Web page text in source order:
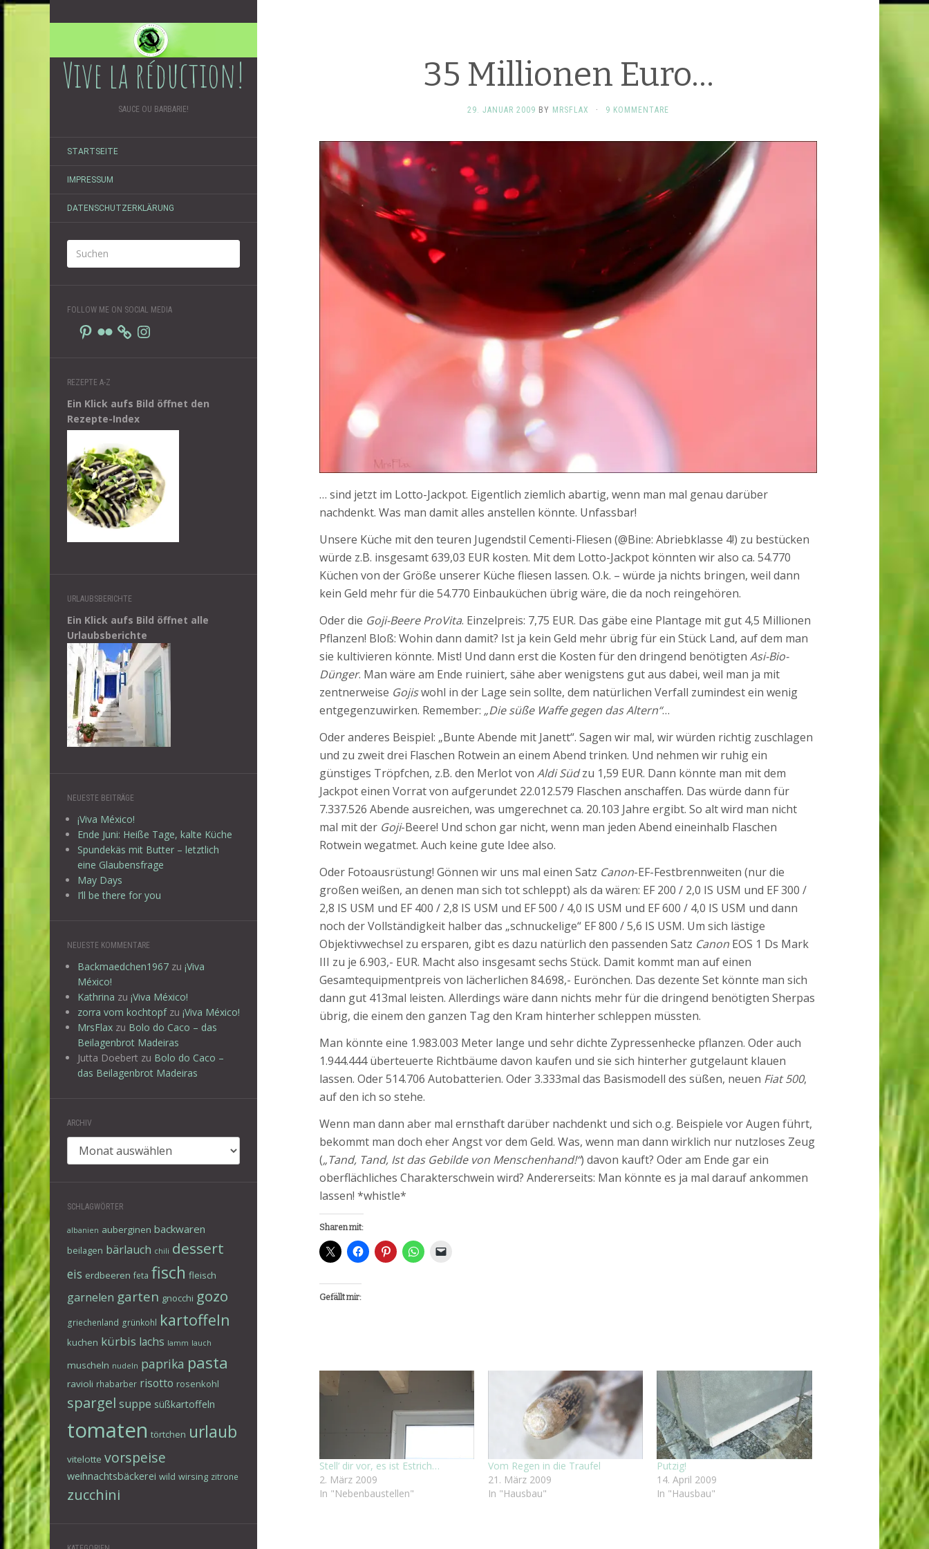
Vive la réduction!
SAUCE OU BARBARIE!
STARTSEITE
IMPRESSUM
DATENSCHUTZERKLÄRUNG
FOLLOW ME ON SOCIAL MEDIA
Pinterest
Flickr Instagram
REZEPTE A-Z
Ein Klick aufs Bild öffnet den
Rezepte-Index
URLAUBSBERICHTE
Ein Klick aufs Bild öffnet alle
Urlaubsberichte
NEUESTE BEITRÄGE
¡Viva México!
Ende Juni: Heiße Tage, kalte Küche
Spundekäs mit Butter – letztlich
eine Glaubensfrage
May Days
I’ll be there for you
NEUESTE KOMMENTARE
Backmaedchen1967 zu ¡Viva
México!
Kathrina zu ¡Viva México!
zorra vom kochtopfzu ¡Viva México!
MrsFlax zu Bolo do Caco – das
Beilagenbrot Madeiras
Jutta Doebert zu Bolo do Caco –
das Beilagenbrot Madeiras
ARCHIV
SCHLAGWÖRTER
albanien auberginen backwaren
beilagen bärlauch chili dessert
eis erdbeeren feta fisch fleisch
garnelen garten gnocchi gozo
griechenland grünkohl kartoffeln
kuchen kürbis lachs lamm lauch
muscheln nudeln paprika pasta
ravioli rhabarber risotto rosenkohl
spargel suppe süßkartoffeln
tomaten törtchen urlaub
vitelotte vorspeise
weihnachtsbäckerei wild wirsing zitrone
zucchini
35 Millionen Euro…
29. JANUAR 2009 BY MRSFLAX · 9 KOMMENTARE
… sind jetzt im Lotto-Jackpot. Eigentlich ziemlich abartig, wenn man mal genau darüber
nachdenkt. Was man damit alles anstellen könnte. Unfassbar!
Unsere Küche mit den teuren Jugendstil Cementi-Fliesen (@Bine: Abriebklasse 4!) zu bestücken
würde z.B. insgesamt 639,03 EUR kosten. Mit dem Lotto-Jackpot könnten wir also ca. 54.770
Küchen von der Größe unserer Küche fliesen lassen. O.k. – würde ja nichts bringen, weil dann
kein Geld mehr für die 54.770 Einbauküchen übrig wäre, die da noch reingehören.
Oder die Goji-Beere ProVita. Einzelpreis: 7,75 EUR. Das gäbe eine Plantage mit gut 4,5 Millionen
Pflanzen! Bloß: Wohin dann damit? Ist ja kein Geld mehr übrig für ein Stück Land, auf dem man
sie kultivieren könnte. Mist! Und dann erst die Kosten für den dringend benötigten Asi-Bio-
Dünger. Man wäre am Ende ruiniert, sähe aber wenigstens gut aus dabei, weil man ja mit
zentnerweise Gojiswohl in der Lage sein sollte, dem natürlichen Verfall zumindest ein wenig
entgegenzuwirken. Remember: „Die süße Waffe gegen das Altern“…
Oder anderes Beispiel: „Bunte Abende mit Janett“. Sagen wir mal, wir würden richtig zuschlagen
und zu zweit drei Flaschen Rotwein an einem Abend trinken. Und nehmen wir ruhig ein
günstiges Tröpfchen, z.B. den Merlot von Aldi Südzu 1,59 EUR. Dann könnte man mit dem
Jackpot einen Vorrat von aufgerundet 22.012.579 Flaschen anschaffen. Das würde dann für
7.337.526 Abende ausreichen, was umgerechnet ca. 20.103 Jahre ergibt. So alt wird man nicht
mal mit der Goji-Beere! Und schon gar nicht, wenn man jeden Abend eineinhalb Flaschen
Rotwein wegatmet. Auch keine gute Idee also.
Oder Fotoausrüstung! Gönnen wir uns mal einen Satz Canon-EF-Festbrennweiten (nur die
großen weißen, an denen man sich tot schleppt) als da wären: EF 200 / 2,0 IS USM und EF 300 /
2,8 IS USM und EF 400 / 2,8 IS USM und EF 500 / 4,0 IS USM und EF 600 / 4,0 IS USM und dann
noch der Vollständigkeit halber das „schnuckelige“ EF 800 / 5,6 IS USM. Um sich lästige
Objektivwechsel zu ersparen, gibt es dazu natürlich den passenden Satz Canon EOS 1 Ds Mark
III zu je 6.903,- EUR. Macht also insgesamt sechs Stück. Damit kommt man auf einen
Gesamtequipmentpreis von lächerlichen 84.698,- Eurönchen. Das dezente Set könnte man sich
dann gut 413mal leisten. Allerdings wäre dann nichts mehr für die dringend benötigten Sherpas
übrig, die einem den ganzen Tag den Kram hinterher schleppen müssten.
Man könnte eine 1.983.003 Meter lange und sehr dichte Zypressenhecke pflanzen. Oder auch
1.944.444 überteuerte Richtbäume davon kaufen und sie sich hinterher gutgelaunt klauen
lassen. Oder 514.706 Autobatterien. Oder 3.333mal das Basismodell des süßen, neuen Fiat 500,
auf den ich so stehe.
Wenn man dann aber mal ernsthaft darüber nachdenkt und sich o.g. Beispiele vor Augen führt,
bekommt man doch eher Angst vor dem Geld. Was, wenn man dann wirklich nur nutzloses Zeug
(„Tand, Tand, Ist das Gebilde von Menschenhand!“) davon kauft? Oder am Ende gar ein
oberflächliches Charakterschwein wird? Andererseits: Man könnte es ja mal darauf ankommen
lassen! *whistle*
Sharen mit:
Gefällt mir:
Stell‘ dir vor, es ist Estrich…
2. März 2009
In "Nebenbaustellen"
Vom Regen in die Traufel
21. März 2009
In "Hausbau"
Putzig!
14. April 2009
In "Hausbau"